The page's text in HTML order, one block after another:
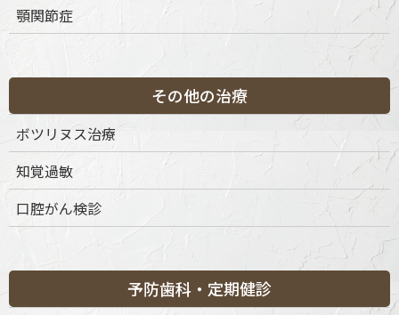
当院の特徴
診療内容
ドクター紹介
医院のご案内
よくあるご質問
診療時間・道順
顎関節症
その他の治療
ボツリヌス治療
知覚過敏
口腔がん検診
予防歯科・定期健診